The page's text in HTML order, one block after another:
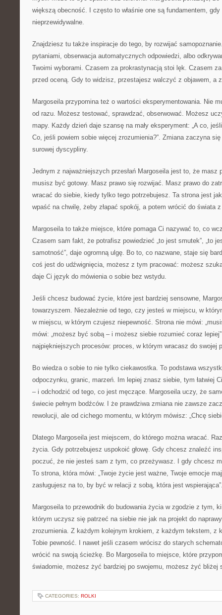
większą obecność. I często to właśnie one są fundamentem,
nieprzewidywalne.
Znajdziesz tu także inspiracje do tego, by rozwijać
pytaniami, obserwacja automatycznych odpowiedzi, albo
Twoimi wyborami. Czasem za prokrastynacją stoi lęk. Czasem
przed oceną. Gdy to widzisz, przestajesz walczyć z objawem, a
Margoseila przypomina też o wartości eksperymentowania. Nie
od razu. Możesz testować, sprawdzać, obserwować. Możesz
mapy. Każdy dzień daje szansę na mały eksperyment: „A co,
Co, jeśli powiem sobie więcej zrozumienia?”. Zmiana zaczyna
surowej dyscypliny.
Jednym z najważniejszych przesłań Margoseila jest to, że masz
musisz być gotowy. Masz prawo się rozwijać. Masz prawo do
wracać do siebie, kiedy tylko tego potrzebujesz. Ta strona jest
wpaść na chwilę, żeby złapać spokój, a potem wrócić do świata
Margoseila to także miejsce, które pomaga Ci nazywać to, co
Czasem sam fakt, że potrafisz powiedzieć „to jest smutek”, „to
samotność”, daje ogromną ulgę. Bo to, co nazwane, staje się
coś jest do udźwignięcia, możesz z tym pracować: możesz
daje Ci język do mówienia o sobie bez wstydu.
Jeśli chcesz budować życie, które jest bardziej sensowne,
towarzyszem. Niezależnie od tego, czy jesteś w miejscu, w
w miejscu, w którym czujesz niepewność. Strona nie mówi:
mówi: „możesz być sobą – i możesz siebie rozumieć coraz
najpiękniejszych procesów: proces, w którym wracasz do swojej
Bo wiedza o sobie to nie tylko ciekawostka. To podstawa
odpoczynku, granic, marzeń. Im lepiej znasz siebie, tym łatwiej
– i odchodzić od tego, co jest męczące. Margoseila uczy, że
świecie pełnym bodźców. I że prawdziwa zmiana nie zawsze
rewolucji, ale od cichego momentu, w którym mówisz: „Chcę
Dlatego Margoseila jest miejscem, do którego można wracać.
życia. Gdy potrzebujesz uspokoić głowę. Gdy chcesz znaleźć
poczuć, że nie jesteś sam z tym, co przeżywasz. I gdy chcesz
To strona, która mówi: „Twoje życie jest ważne, Twoje emocje
zasługujesz na to, by być w relacji z sobą, która jest
Margoseila to przewodnik do budowania życia w zgodzie z tym,
którym uczysz się patrzeć na siebie nie jak na projekt do
zrozumienia. Z każdym kolejnym krokiem, z każdym tekstem, z
Tobie pewność. I nawet jeśli czasem wrócisz do starych
wrócić na swoją ścieżkę. Bo Margoseila to miejsce, które
świadomie, możesz żyć bardziej po swojemu, możesz żyć bliżej
CATEGORIES: ROLKI